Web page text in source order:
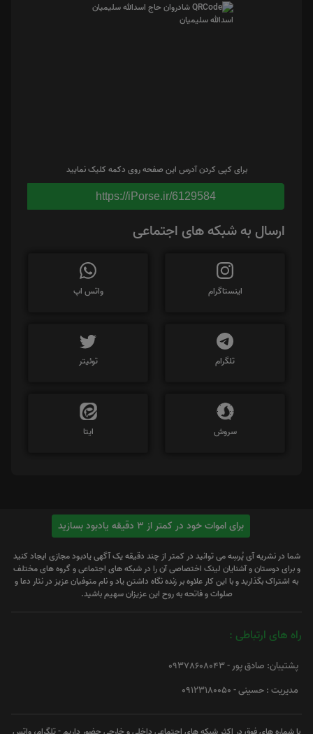
برای کپی کردن آدرس این صفحه روی دکمه کلیک نمایید
https://iPorse.ir/6129584
ارسال به شبکه های اجتماعی
اینستاگرام واتس اپ
تلگرام توئیتر
سروش ایتا
برای اموات خود در کمتر از 3 دقیقه یادبود بسازید
شما در نشریه آی پُرسِه می توانید در کمتر از چند دقیقه یک آگهی یادبود مجازی ایجاد کنید
و برای دوستان و آشنایان لینک اختصاصی آن را در شبکه های اجتماعی و گروه های مختلف
به اشتراک بگذارید و با این کار علاوه بر زنده نگاه داشتن یاد و نام متوفیان عزیز در نثار دعا و
صلوات و فاتحه به روح این عزیزان سهیم باشید.
راه های ارتباطی :
پشتیبان: صادق پور - 09378608043
مدیریت : حسینی - 09123180050